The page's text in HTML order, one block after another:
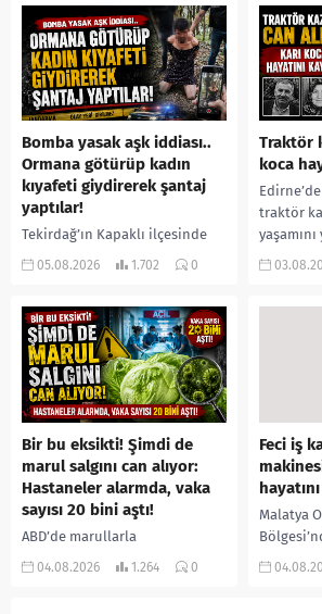
yerine
Bomba yasak aşk iddiası..
Ormana götürüp kadın
kıyafeti giydirerek şantaj
yaptılar!
Tekirdağ’ın Kapaklı ilçesinde
bir kişiyi, arkadaşının eşiyle
kadın kıyafetleri giydirdiği,
özür videosu çektirip...
05.08.2026 1.702 0
Traktör
koca
traktör
çıkarak
Bir bu eksikti! Şimdi de
marul salgını can alıyor:
Hastaneler alarmda, vaka
sayısı 20 bini aştı!
ABD’de marullarla
ilişkilendirilen siklospora
04.08.2026 1.264 0
Feci iş
Malatya